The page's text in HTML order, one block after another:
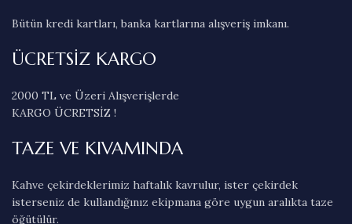
Bütün kredi kartları, banka kartlarına alışveriş imkanı.
ÜCRETSİZ KARGO
2000 TL ve Üzeri Alışverişlerde
KARGO ÜCRETSİZ !
TAZE VE KIVAMINDA
Kahve çekirdeklerimiz haftalık kavrulur, ister çekirdek
isterseniz de kullandığınız ekipmana göre uygun aralıkta taze
öğütülür.